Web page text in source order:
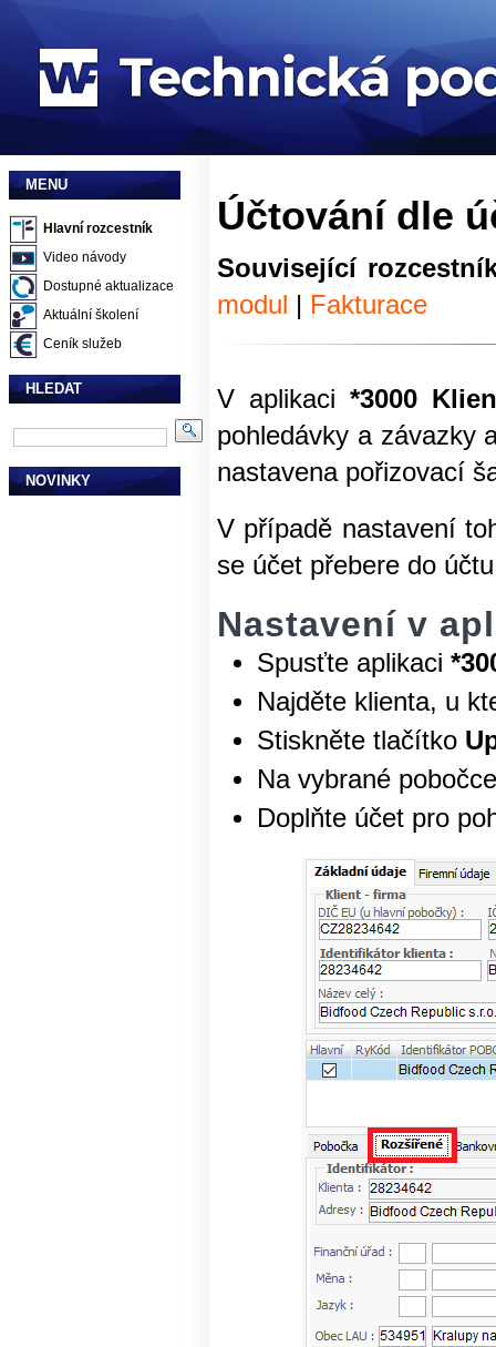
MENU
Hlavní rozcestník
Video návody
Dostupné aktualizace
Aktuální školení
Ceník služeb
HLEDAT
NOVINKY
Účtování dle
Související
modul | Fakturace
V aplikaci *3000
pohledávky a závazky
nastavena pořizovací
V případě nastavení
se účet přebere do
Nastavení v
Spusťte aplikaci
Najděte klienta, u
Stiskněte tlačítko
Na vybrané
Doplňte účet pro